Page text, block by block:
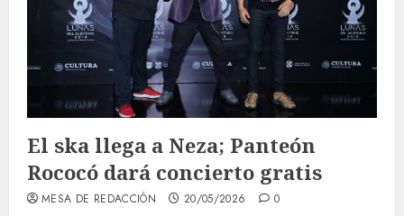
El ska llega a Neza; Panteón
Rococó dará concierto gratis
MESA DE REDACCIÓN 20/05/2026 0